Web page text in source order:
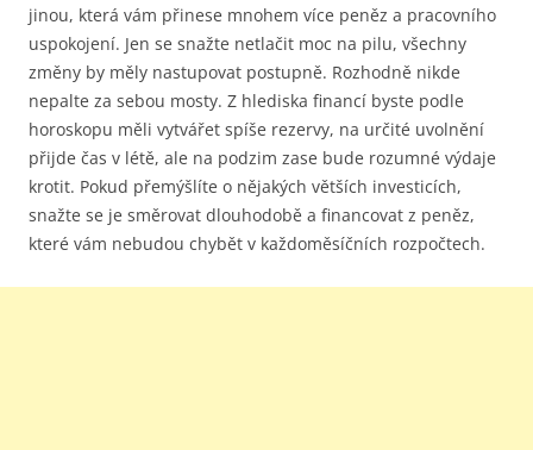
jinou, která vám přinese mnohem více peněz a pracovního
uspokojení. Jen se snažte netlačit moc na pilu, všechny
změny by měly nastupovat postupně. Rozhodně nikde
nepalte za sebou mosty. Z hlediska financí byste podle
horoskopu měli vytvářet spíše rezervy, na určité uvolnění
přijde čas v létě, ale na podzim zase bude rozumné výdaje
krotit. Pokud přemýšlíte o nějakých větších investicích,
snažte se je směrovat dlouhodobě a financovat z peněz,
které vám nebudou chybět v každoměsíčních rozpočtech.